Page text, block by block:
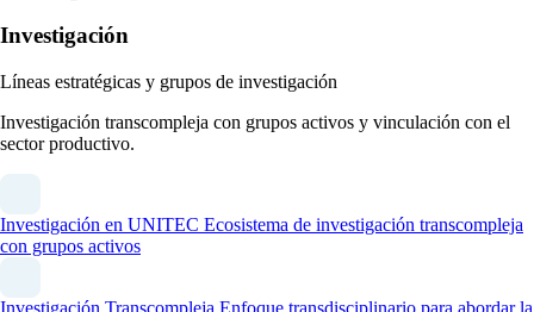
Investigación
Líneas estratégicas y grupos de investigación
Investigación transcompleja con grupos activos y vinculación con el
sector productivo.
Investigación en UNITEC Ecosistema de investigación transcompleja
con grupos activos
Investigación Transcompleja Enfoque transdisciplinario para abordar la